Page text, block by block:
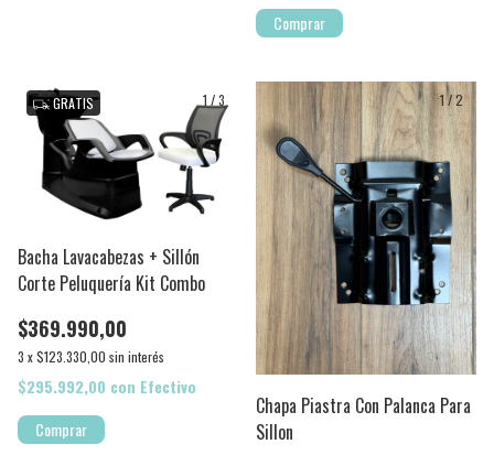
Comprar
1 /3
GRATIS
Bacha Lavacabezas + Sillón
Corte Peluquería Kit Combo
$369.990,00
3 x$123.330,00 sin interés
$295.992,00 con Efectivo
1/2
Chapa Piastra Con Palanca Para
Sillon